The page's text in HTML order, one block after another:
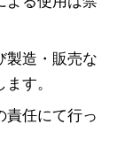
製造・販売な
す。
責任にて行っ